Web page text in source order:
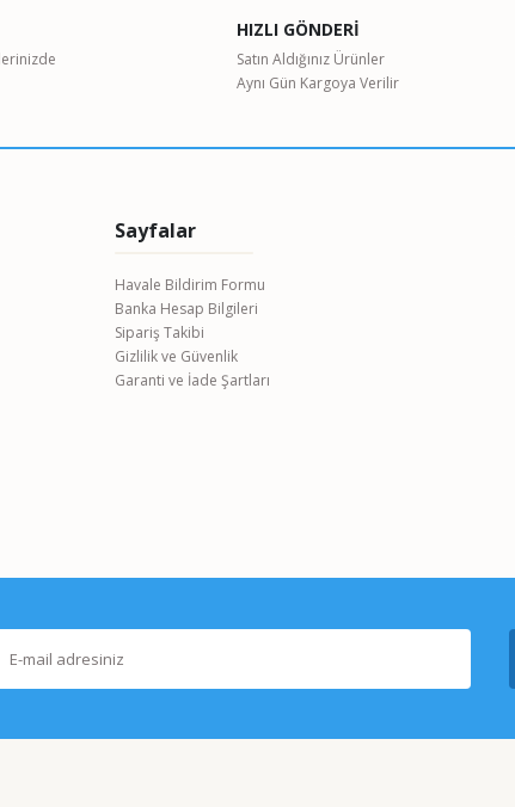
Gönder
HIZLI GÖNDERİ
Satın Aldığınız Ürünler
Aynı Gün Kargoya Verilir
Sayfalar
Havale Bildirim Formu
Banka Hesap Bilgileri
Sipariş Takibi
Gizlilik ve Güvenlik
Garanti ve İade Şartları